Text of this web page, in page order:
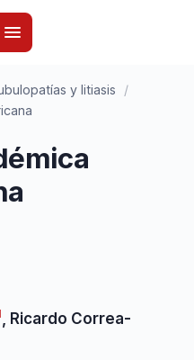
y litiasis
/
Ricardo Correa-